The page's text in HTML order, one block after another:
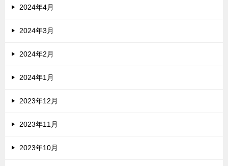
2024年4月
2024年3月
2024年2月
2024年1月
2023年12月
2023年11月
2023年10月